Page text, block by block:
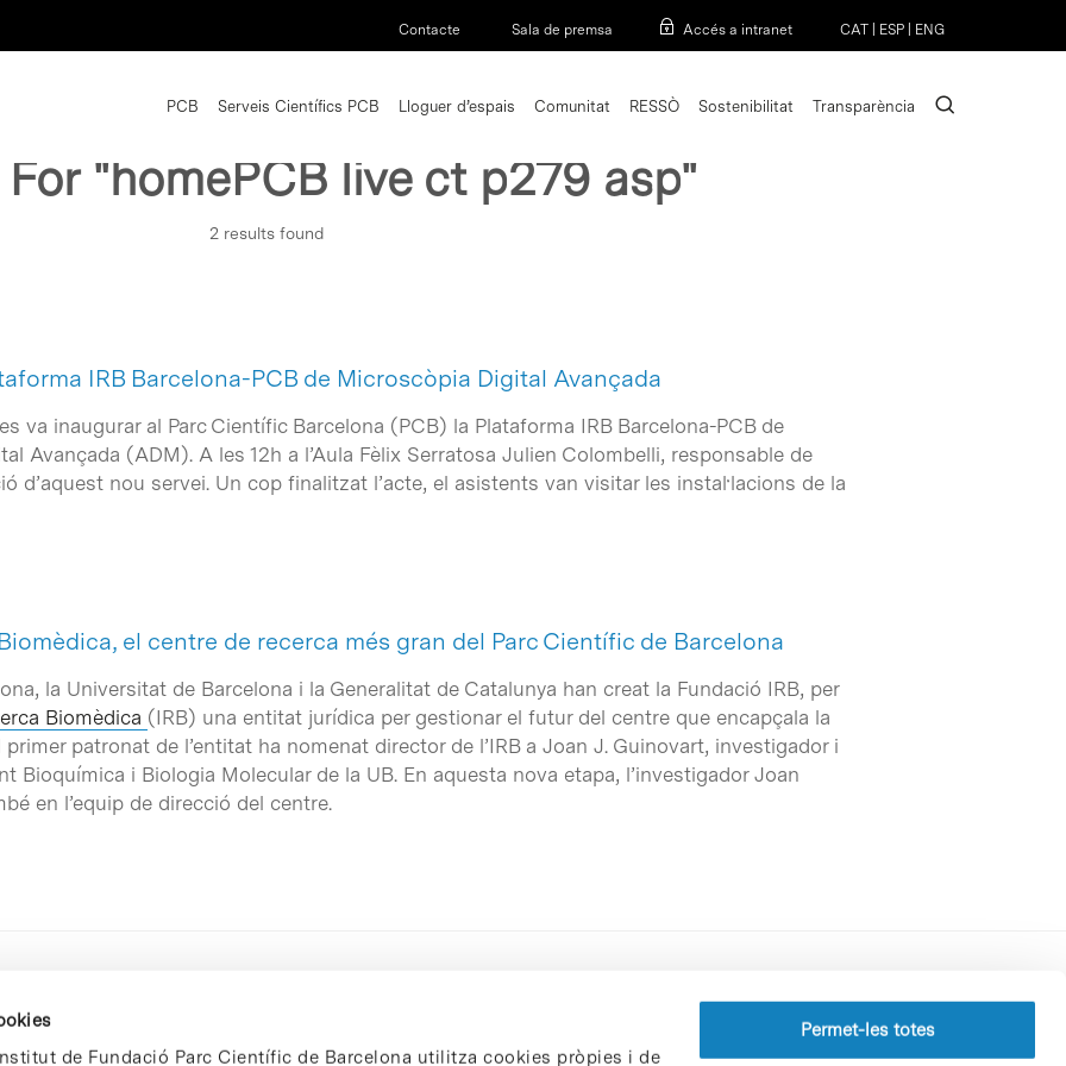
de Fundació Parc Científic de Barcelona utilitza cookies pròpies i de
Permet-les totes
Contacte Sala de premsa Accés a intranet CAT ESP ENG
PCB Serveis Científics PCB Lloguer d’espais Comunitat RESSÒ Sostenibilitat Transparència search
"homePCB live ct p279 asp"
2 results found
IRB Barcelona-PCB de Microscòpia Digital Avançada
va inaugurar al Parc Científic Barcelona (PCB) la Plataforma IRB Barcelona-PCB de
Avançada (ADM). A les 12h a l’Aula Fèlix Serratosa Julien Colombelli, responsable de
d’aquest nou servei. Un cop finalitzat l’acte, el asistents van visitar les instal·lacions de la
el centre de recerca més gran del Parc Científic de Barcelona
la Universitat de Barcelona i la Generalitat de Catalunya han creat la Fundació IRB, per
Biomèdica (IRB) una entitat jurídica per gestionar el futur del centre que encapçala la
primer patronat de l’entitat ha nomenat director de l’IRB a Joan J. Guinovart, investigador i
Bioquímica i Biologia Molecular de la UB. En aquesta nova etapa, l’investigador Joan
en l’equip de direcció del centre.
Perfil del contractant
Política de privacitat